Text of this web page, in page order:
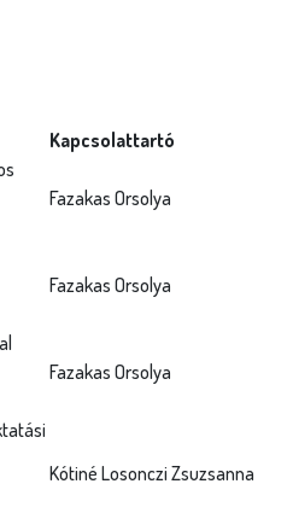
Kapcsolattartó
Fazakas Orsolya
Fazakas Orsolya
Fazakas Orsolya
Kótiné Losonczi Zsuzsanna